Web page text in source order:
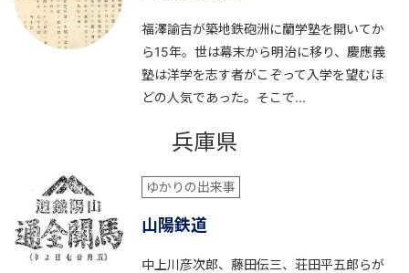
福澤諭吉が築地鉄砲洲に蘭学塾を開いてか
ら15年。世は幕末から明治に移り、慶應義
塾は洋学を志す者がこぞって入学を望むほ
どの人気であった。そこで...
兵庫県
ゆかりの出来事
山陽鉄道
中上川彦次郎、藤田伝三、荘田平五郎らが